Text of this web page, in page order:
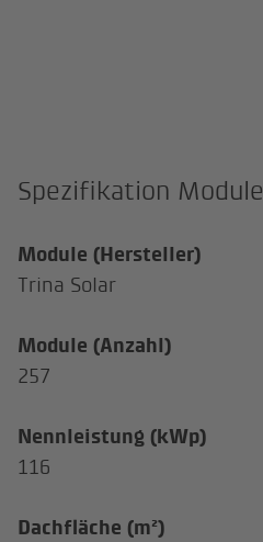
Spezifikation Module
Module (Hersteller)
Trina Solar
Module (Anzahl)
257
Nennleistung (kWp)
116
Dachfläche (m²)